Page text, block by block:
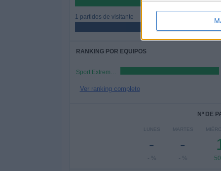
50%
1 partidos de visitante
RANKING POR EQUIPOS
Sport Extremadura
Ver ranking completo
Nº DE
LUNES
-
- %
MARTES
-
- %